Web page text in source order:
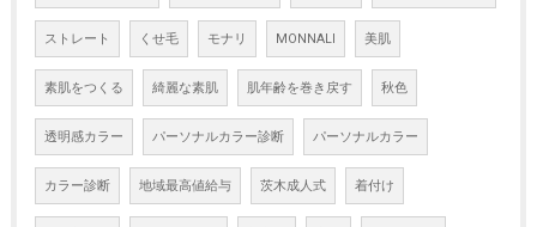
ストレート くせ毛 モナリ MONNALI 美肌
素肌をつくる 綺麗な素肌 肌年齢を巻き戻す 秋色
透明感カラー パーソナルカラー診断 パーソナルカラー
カラー診断 地域最高値給与 茨木成人式 着付け